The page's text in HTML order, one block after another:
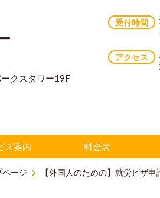
クスタワー19F
受付時間
アクセス
ス案内 料金表
ページ 【外国人のための】就労ビザ申